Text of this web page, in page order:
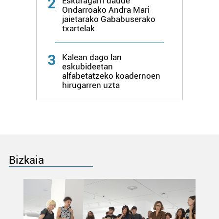
Lortu zure datu pertsonalak prozesatzeko moduari
buruzko informazio gehiago eta ezarri zure lehentasunak
datuen atalean. Edozein unetan alda edo ken dezakezu
Webgune honek cookie propioak eta hirugarrenen cookie-
fitxategiak erabiltzen ditu. Zure esperientzia eta
zerbitzuak hobetzeko asmoz, cookie teknologiaz
Ondarroako Andra Mari
jaietarako Gababuserako
txartelak
3
Kalean dago lan
eskubideetan
alfabetatzeko koadernoen
hirugarren uzta
Bizkaia